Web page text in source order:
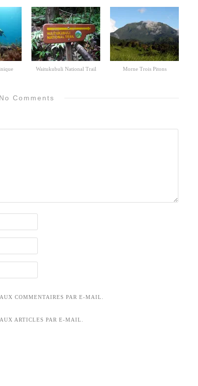
Waitukubuli National Trail Morne Trois Pitons
No Comments
COMMENTAIRES PAR E-MAIL.
ARTICLES PAR E-MAIL.